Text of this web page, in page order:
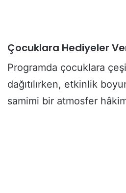
Çocuklara Hediyeler
Programda çocuklara
dağıtılırken, etkinlik
samimi bir atmosfer